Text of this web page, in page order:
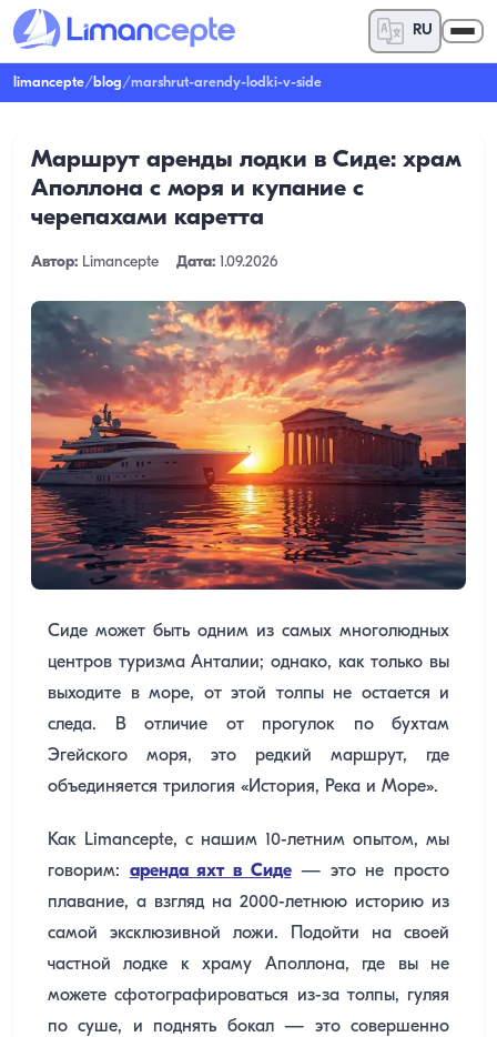
RU
limancepte/blog/marshrut-arendy-lodki-v-side
Маршрут аренды лодки в Сиде: храм
Аполлона с моря и купание с
черепахами каретта
Автор: Limancepte Дата: 1.09.2026
Сиде может быть одним из самых многолюдных
центров туризма Анталии; однако, как только вы
выходите в море, от этой толпы не остается и
следа. В отличие от прогулок по бухтам
Эгейского моря, это редкий маршрут, где
объединяется трилогия «История, Река и Море».
Как Limancepte, с нашим 10-летним опытом, мы
говорим: аренда яхт в Сиде— это не просто
плавание, а взгляд на 2000-летнюю историю из
самой эксклюзивной ложи. Подойти на своей
частной лодке к храму Аполлона, где вы не
можете сфотографироваться из-за толпы, гуляя
по суше, и поднять бокал — это совершенно